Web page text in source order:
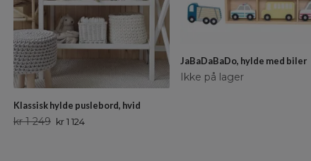
Klassisk hylde puslebord, hvid
kr 1 249 kr 1 124
JaBaDaBaDo, hylde med biler
Ikke på lager